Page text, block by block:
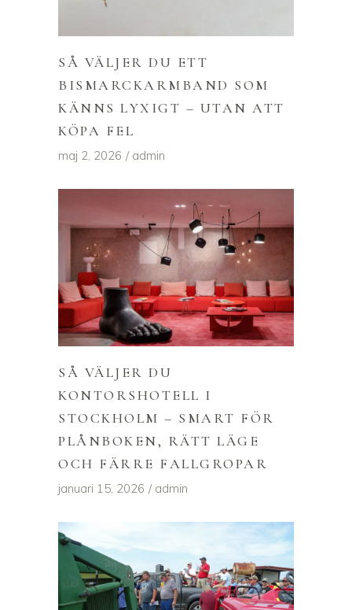
SÅ VÄLJER DU ETT
BISMARCKARMBAND SOM
KÄNNS LYXIGT – UTAN ATT
KÖPA FEL
maj 2, 2026 admin
SÅ VÄLJER DU
KONTORSHOTELL I
STOCKHOLM – SMART FÖR
PLÅNBOKEN, RÄTT LÄGE
OCH FÄRRE FALLGROPAR
januari 15, 2026 admin